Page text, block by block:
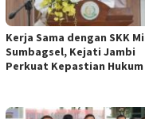
Kerja Sama dengan SKK
Sumbagsel, Kejati Jambi
Perkuat Kepastian Hukum